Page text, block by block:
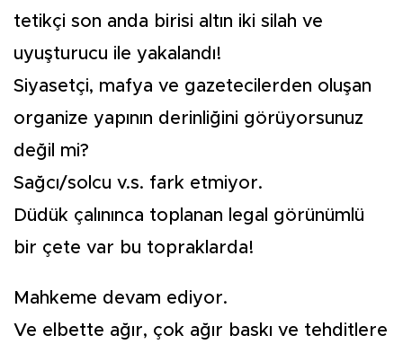
tetikçi son anda birisi altın iki silah ve
uyuşturucu ile yakalandı!
Siyasetçi, mafya ve gazetecilerden oluşan
organize yapının derinliğini görüyorsunuz
değil mi?
Sağcı/solcu v.s. fark etmiyor.
Düdük çalınınca toplanan legal görünümlü
bir çete var bu topraklarda!
Mahkeme devam ediyor.
Ve elbette ağır, çok ağır baskı ve tehditlere